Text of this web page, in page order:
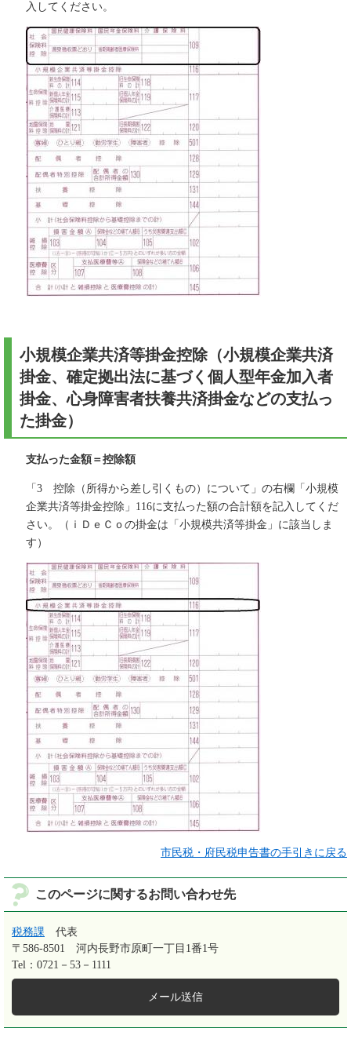
入してください。
小規模企業共済等掛金控除（小規模企業共済
掛金、確定拠出法に基づく個人型年金加入者
掛金、心身障害者扶養共済掛金などの支払っ
た掛金）
支払った金額＝控除額
「3 控除（所得から差し引くもの）について」の右欄「小規模
企業共済等掛金控除」116に支払った額の合計額を記入してくだ
さい。（ｉＤｅＣｏの掛金は「小規模共済等掛金」に該当しま
す）
市民税・府民税申告書の手引きに戻る
このページに関するお問い合わせ先
税務課
代表
〒586-8501
河内長野市原町一丁目1番1号
Tel：0721－53－1111
メール送信